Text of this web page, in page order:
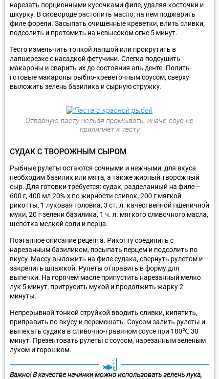
нарезать порционными кусочками филе, удаляя косточки и
шкурку. В сковороде растопить масло, на нем поджарить
филе форели. Засыпать очищенные креветки, влить сливки,
подсолить и протомить на невысоком огне 5 минут.
Тесто измельчить тонкой лапшой или прокрутить в
лапшерезке с насадкой фетучини. Слегка подсушить
макароны и сварить их до состояния аль денте. Полить
готовые макароны рыбно-креветочным соусом, сверху
выложить зелень базилика и сырную стружку.
Отварную пасту нельзя промывать, иначе соус не
прилипнет к тесту
СУДАК С ТВОРОЖНЫМ СЫРОМ
Рыбные рулеты остаются сочными и нежными, для вкуса
необходим базилик или мята, а также жирный творожный
сыр. Для готовки требуется: судак, разделанный на филе –
600 г, 400 мл 20%-х по жирности сливок, 200 г мягкой
рикотты, 1 луковая головка, 3 ст. л. качественной пшеничной
муки, 20 г зелени базилика, 1 ч. л. мягкого сливочного масла,
щепотка мелкой соли и перца.
Поэтапное описание рецепта. Рикотту соединить с
нарезанным базиликом, посыпать перцем и подсолить по
вкусу. Массу выложить на филе судака, свернуть рулетом и
закрепить шпажкой. Рулеты отправить в форму для
выпечки. На горячем масле припустить нарезанный мелко
лук 5 минут, притрусить мукой и продолжить жарку 2
минуты.
Непрерывной тонкой струйкой вводить сливки, кипятить,
приправить по вкусу и перемешать. Соусом залить рулеты и
выпекать судака в сливочно-травяном соусе при 180℃ 30
минут. Презентовать рулеты с соусом, нарезанным зеленым
луком и горошком.
Важно! В качестве начинки можно использовать зелень лука,